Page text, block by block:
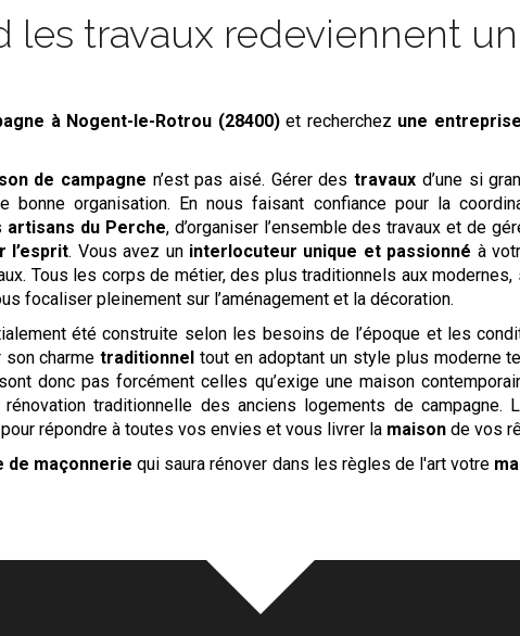
les travaux redeviennent
à Nogent-le-Rotrou (28400) et recherchez une
de campagne n’est pas aisé. Gérer destravaux d’une si
bonne organisation. En nous faisant confiance pour la
artisans du Perche, d’organiser l’ensemble des travaux et de
l’esprit. Vous avez un interlocuteur unique et passionné à
Tous les corps de métier, des plus traditionnels aux
focaliser pleinement sur l’aménagement et la décoration.
été construite selon les besoins de l’époque et les
son charmetraditionnel tout en adoptant un style plus moderne
donc pas forcément celles qu’exige une maison
rénovation traditionnelle des anciens logements de campagne.
répondre à toutes vos envies et vous livrer la maisonde vos
de maçonnerie qui saura rénover dans les règles de l'art votre